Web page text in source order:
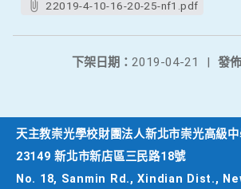
22019-4-10-16-20-25-nf1.pdf
發
下架日期： 2019-04-21
|
天主教崇光學校財團法人新北市崇光高級
23149 新北市新店區三民路18號
No. 18, Sanmin Rd., Xindian Dist.,